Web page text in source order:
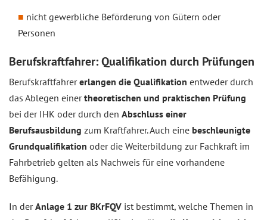
nicht gewerbliche Beförderung von Gütern oder
Personen
Berufskraftfahrer: Qualifikation durch Prüfungen
Berufskraftfahrererlangen die Qualifikation entweder durch
das Ablegen einertheoretischen und praktischen Prüfung
bei der IHK oder durch den Abschluss einer
Berufsausbildung zum Kraftfahrer. Auch eine beschleunigte
Grundqualifikation oder die Weiterbildung zur Fachkraft im
Fahrbetrieb gelten als Nachweis für eine vorhandene
Befähigung.
In derAnlage 1 zur BKrFQV ist bestimmt, welche Themen in